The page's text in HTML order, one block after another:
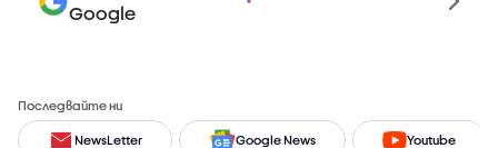
Google
Последвайте ни
NewsLetter Google News Youtube